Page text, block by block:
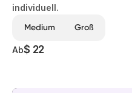
individuell.
Medium
Groß
Ab$ 22